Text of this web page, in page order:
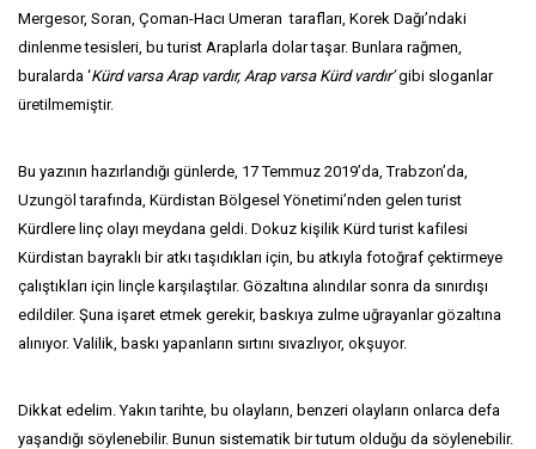
Mergesor, Soran, Çoman-Hacı Umeran tarafları, Korek Dağı’ndaki
dinlenme tesisleri, bu turist Araplarla dolar taşar. Bunlara rağmen,
buralarda ‘Kürd varsa Arap vardır, Arap varsa Kürd vardır’gibi sloganlar
üretilmemiştir.
Bu yazının hazırlandığı günlerde, 17 Temmuz 2019’da, Trabzon’da,
Uzungöl tarafında, Kürdistan Bölgesel Yönetimi’nden gelen turist
Kürdlere linç olayı meydana geldi. Dokuz kişilik Kürd turist kafilesi
Kürdistan bayraklı bir atkı taşıdıkları için, bu atkıyla fotoğraf çektirmeye
çalıştıkları için linçle karşılaştılar. Gözaltına alındılar sonra da sınırdışı
edildiler. Şuna işaret etmek gerekir, baskıya zulme uğrayanlar gözaltına
alınıyor. Valilik, baskı yapanların sırtını sıvazlıyor, okşuyor.
Dikkat edelim. Yakın tarihte, bu olayların, benzeri olayların onlarca defa
yaşandığı söylenebilir. Bunun sistematik bir tutum olduğu da söylenebilir.